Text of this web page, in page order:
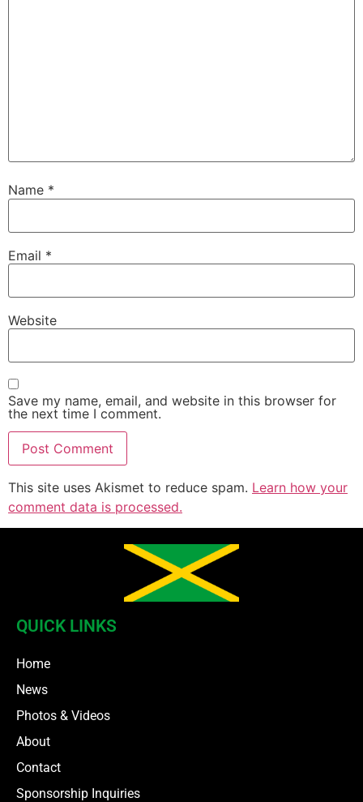
Name *
Email *
Website
Save my name, email, and website in this browser for
the next time I comment.
This site uses Akismet to reduce spam. Learn how your
comment data is processed.
QUICK LINKS
Home
News
Photos & Videos
About
Contact
Sponsorship Inquiries